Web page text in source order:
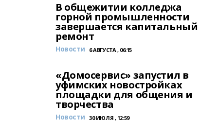
В общежитии колледжа
горной промышленности
завершается капитальный
ремонт
Новости 6 АВГУСТА , 06:15
«Домосервис» запустил в
уфимских новостройках
площадки для общения и
творчества
Новости 30 ИЮЛЯ , 12:59